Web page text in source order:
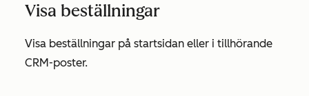
Visa beställningar
Visa beställningar på startsidan eller i tillhörande
CRM-poster.